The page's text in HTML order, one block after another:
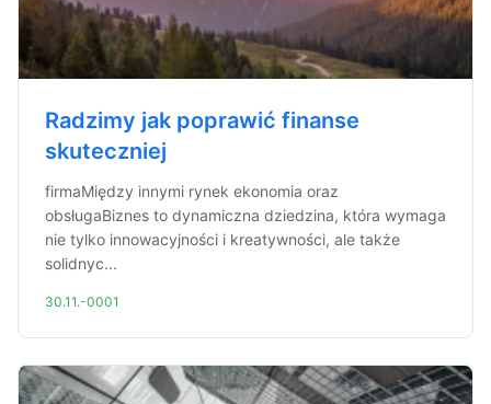
Radzimy jak poprawić finanse
skuteczniej
firmaMiędzy innymi rynek ekonomia oraz
obsługaBiznes to dynamiczna dziedzina, która wymaga
nie tylko innowacyjności i kreatywności, ale także
solidnyc...
30.11.-0001